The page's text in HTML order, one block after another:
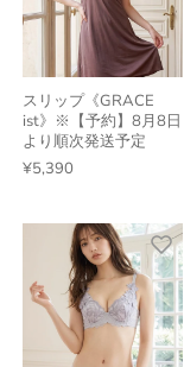
スリップ《GRACE
ist》※【予約】8月8日
より順次発送予定
¥5,390